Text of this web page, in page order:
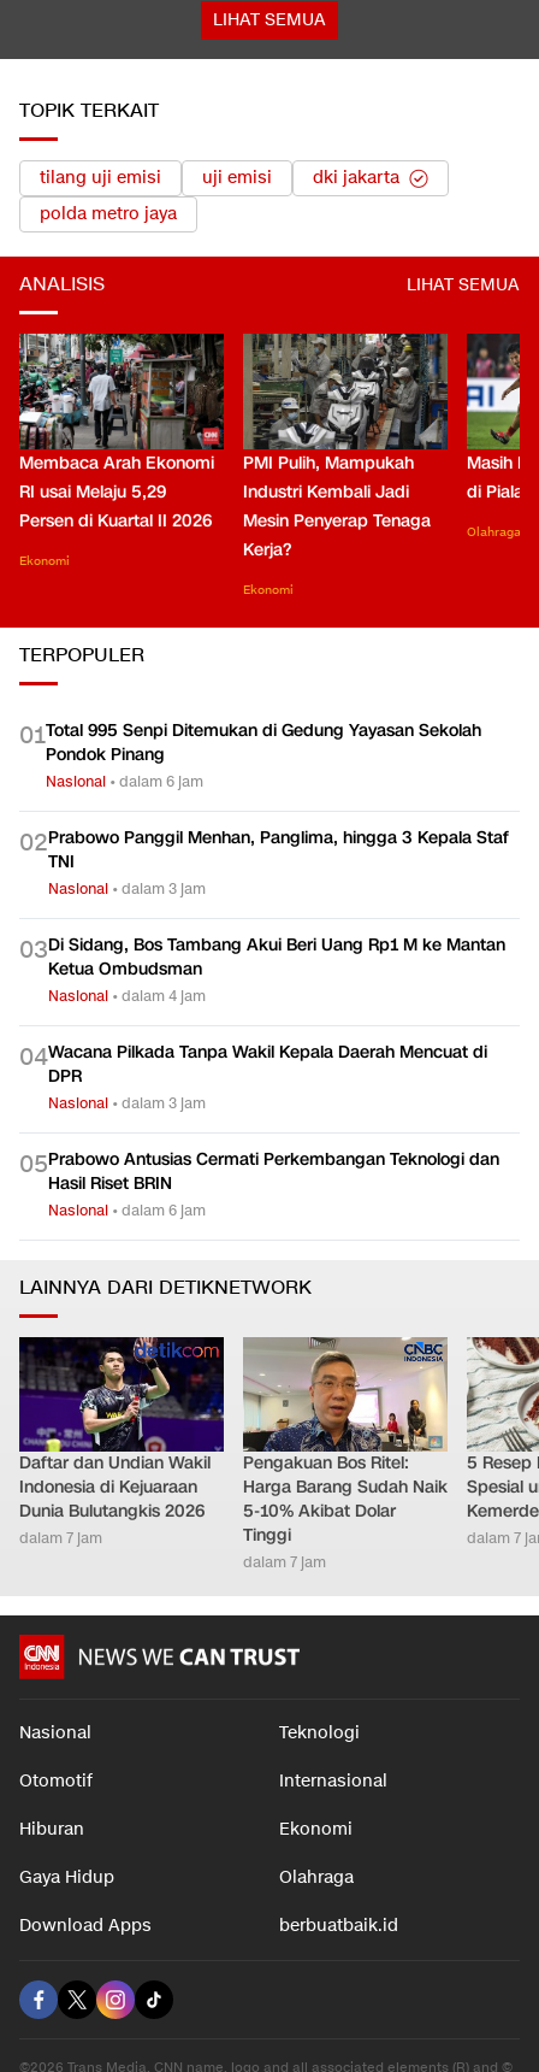
LIHAT SEMUA
TOPIK TERKAIT
tilang uji emisi uji emisi
dki jakarta
polda metro jaya
ANALISIS LIHAT SEMUA
Membaca Arah Ekonomi
RI usai Melaju 5,29
Persen di Kuartal II 2026
Ekonomi
PMI Pulih, Mampukah
Industri Kembali Jadi
Mesin Penyerap Tenaga
Kerja?
Ekonomi
Masih
di Piala
Olahraga
TERPOPULER
01Total 995 Senpi Ditemukan di Gedung Yayasan Sekolah
Pondok Pinang
Nasional •dalam 6 jam
02Prabowo Panggil Menhan, Panglima, hingga 3 Kepala Staf
TNI
Nasional •dalam 3 jam
03Di Sidang, Bos Tambang Akui Beri Uang Rp1 M ke Mantan
Ketua Ombudsman
Nasional •dalam 4 jam
04Wacana Pilkada Tanpa Wakil Kepala Daerah Mencuat di
DPR
Nasional •dalam 3 jam
05Prabowo Antusias Cermati Perkembangan Teknologi dan
Hasil Riset BRIN
Nasional •dalam 6 jam
LAINNYA DARI DETIKNETWORK
Daftar dan Undian Wakil
Indonesia di Kejuaraan
Dunia Bulutangkis 2026
dalam 7 jam
Pengakuan Bos Ritel:
Harga Barang Sudah Naik
5-10% Akibat Dolar
Tinggi
dalam 7 jam
5 Resep
Spesial
dalam 7
Nasional Teknologi
Otomotif Internasional
Hiburan Ekonomi
Gaya Hidup Olahraga
Download Apps berbuatbaik.id
©2026 Trans Media, CNN name, logo and all associated elements (R) and ©